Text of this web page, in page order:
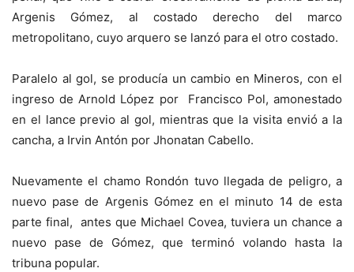
Argenis Gómez, al costado derecho del marco
metropolitano, cuyo arquero se lanzó para el otro costado.
Paralelo al gol, se producía un cambio en Mineros, con el
ingreso de Arnold López por Francisco Pol, amonestado
en el lance previo al gol, mientras que la visita envió a la
cancha, a Irvin Antón por Jhonatan Cabello.
Nuevamente el chamo Rondón tuvo llegada de peligro, a
nuevo pase de Argenis Gómez en el minuto 14 de esta
parte final, antes que Michael Covea, tuviera un chance a
nuevo pase de Gómez, que terminó volando hasta la
tribuna popular.